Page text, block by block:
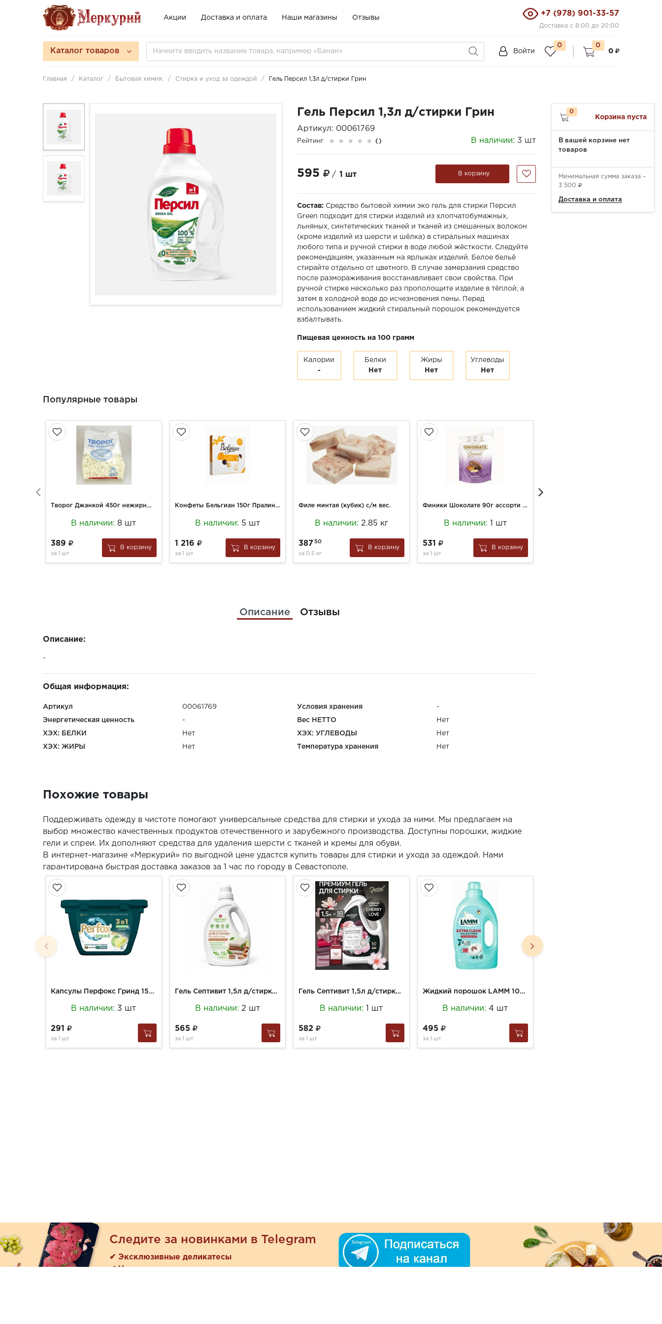
Акции Доставка и оплата Наши магазины Отзывы
+7 (978) 901-33-57
Доставка с 8:00 до 20:00
Каталог товаров Войти
0
0
0
Главная Каталог Бытовая химия. Стирка и уход за одеждой Гель Персил 1,3л д/стирки Грин
Гель Персил 1,3л д/стирки Грин
Артикул: 00061769
Рейтинг () В наличии: 3 шт
595 / 1 шт В корзину
Состав: Средство бытовой химии эко гель для стирки Персил
Green подходит для стирки изделий из хлопчатобумажных,
льняных, синтетических тканей и тканей из смешанных волокон
(кроме изделий из шерсти и шёлка) в стиральных машинах
любого типа и ручной стирки в воде любой жёсткости. Следуйте
рекомендациям, указанным на ярлыках изделий. Белое бельё
стирайте отдельно от цветного. В случае замерзания средство
после размораживания восстанавливает свои свойства. При
ручной стирке несколько раз прополощите изделие в тёплой, а
затем в холодной воде до исчезновения пены. Перед
использованием жидкий стиральный порошок рекомендуется
взбалтывать.
Пищевая ценность на 100 грамм
Калории
-
Белки
Нет
Жиры
Нет
Углеводы
Нет
Популярные товары
Творог Джанкой 450г нежирный 0% пакет
В наличии:8 шт
389
за 1 шт
В корзину
Конфеты Бельгиан 150г Пралине со вкусом манго
В наличии: 5 шт
1 216
за 1 шт
В корзину
Филе минтая (кубик) с/м вес.
В наличии: 2.85 кг
387 50
за 0.5 кг
В корзину
Финики Шоколате 90г ассорти в молочном шоколаде
В наличии: 1 шт
531
за 1 шт
В корзину
Описание Отзывы
Описание:
-
Общая информация:
Артикул 00061769 Условия хранения -
Энергетическая ценность - Вес НЕТТО Нет
ХЭХ: БЕЛКИ Нет ХЭХ: УГЛЕВОДЫ Нет
ХЭХ: ЖИРЫ Нет Температура хранения Нет
Похожие товары
Поддерживать одежду в чистоте помогают универсальные средства для стирки и ухода за ними. Мы предлагаем на
выбор множество качественных продуктов отечественного и зарубежного производства. Доступны порошки, жидкие
гели и спреи. Их дополняют средства для удаления шерсти с тканей и кремы для обуви.
В интернет-магазине «Меркурий» по выгодной цене удастся купить товары для стирки и ухода за одеждой. Нами
гарантирована быстрая доставка заказов за 1 час по городу в Севастополе.
Капсулы Перфокс Гринд 15шт д/стирки Универсал 3в1
В наличии: 3 шт
291
за 1 шт
Гель Септивит 1,5л д/стирки Миндальное молочко
В наличии: 2 шт
565
за 1 шт
Гель Септивит 1,5л д/стирки Вишневая любовь
В наличии: 1 шт
582
за 1 шт
Жидкий порошок LAMM 1040г стиральный с пятновыводителем
В наличии:4 шт
495
за 1 шт
0
Корзина пуста
В вашей корзине нет
товаров
Минимальная сумма заказа –
3 500
Доставка и оплата
Следите за новинками в Telegram
✔ Эксклюзивные деликатесы
✔ Новые поступления